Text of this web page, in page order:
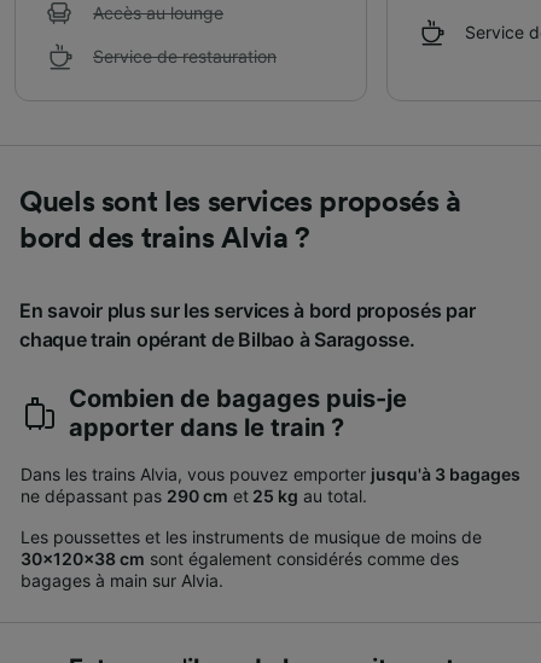
Accès au lounge
Service de restauration
Service
Quels sont les services proposés à
bord des trains Alvia ?
En savoir plus sur les services à bord proposés par
chaque train opérant de Bilbao à Saragosse.
Combien de bagages puis-je
apporter dans le train ?
Dans les trains Alvia, vous pouvez emporter jusqu'à 3 bagages
ne dépassant pas 290 cm et 25 kg au total.
Les poussettes et les instruments de musique de moins de
30x120x38 cm sont également considérés comme des
bagages à main sur Alvia.